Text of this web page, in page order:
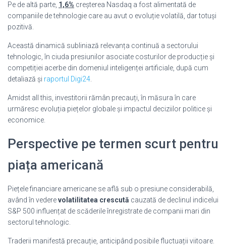
Pe de altă parte, 1,6% creșterea Nasdaq a fost alimentată de
companiile de tehnologie care au avut o evoluție volatilă, dar totuși
pozitivă.
Această dinamică subliniază relevanța continuă a sectorului
tehnologic, în ciuda presiunilor asociate costurilor de producție și
competiției acerbe din domeniul inteligenței artificiale, după cum
detaliază și raportul Digi24
Amidst all this, investitorii rămân precauți, în măsura în care
urmăresc evoluția piețelor globale și impactul deciziilor politice și
economice.
Perspective pe termen scurt pentru
piața americană
Piețele financiare americane se află sub o presiune considerabilă,
având în vederevolatilitatea crescută cauzată de declinul indicelui
S&P 500 influențat de scăderile înregistrate de companii mari din
sectorul tehnologic.
Traderii manifestă precauție, anticipând posibile fluctuații viitoare.